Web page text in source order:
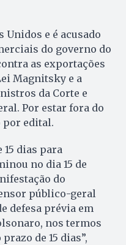
Unidos e é acusado
do governo do
as exportações
Magnitsky e a
da Corte e
Por estar fora do
por edital.
15 dias para
no dia 15 de
do
público-geral
defesa prévia em
nos termos
de 15 dias”,